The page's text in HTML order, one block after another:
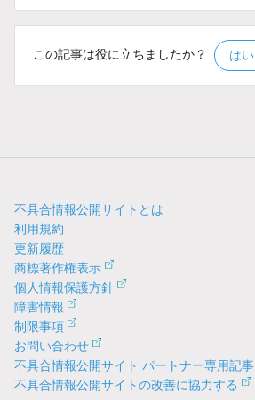
この記事は役に立ちましたか？ はい
不具合情報公開サイトとは
利用規約
更新履歴
商標著作権表示
個人情報保護方針
障害情報
制限事項
お問い合わせ
不具合情報公開サイト パートナー専用記事
不具合情報公開サイトの改善に協力する